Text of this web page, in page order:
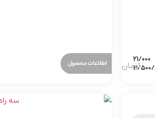
اطلاعات محصول